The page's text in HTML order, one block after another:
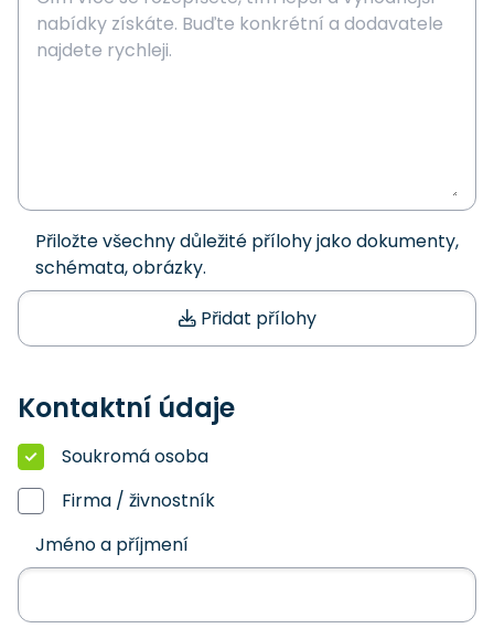
Přiložte všechny důležité přílohy jako dokumenty,
schémata, obrázky.
Přidat přílohy
Kontaktní údaje
Soukromá osoba
Firma / živnostník
Jméno a příjmení